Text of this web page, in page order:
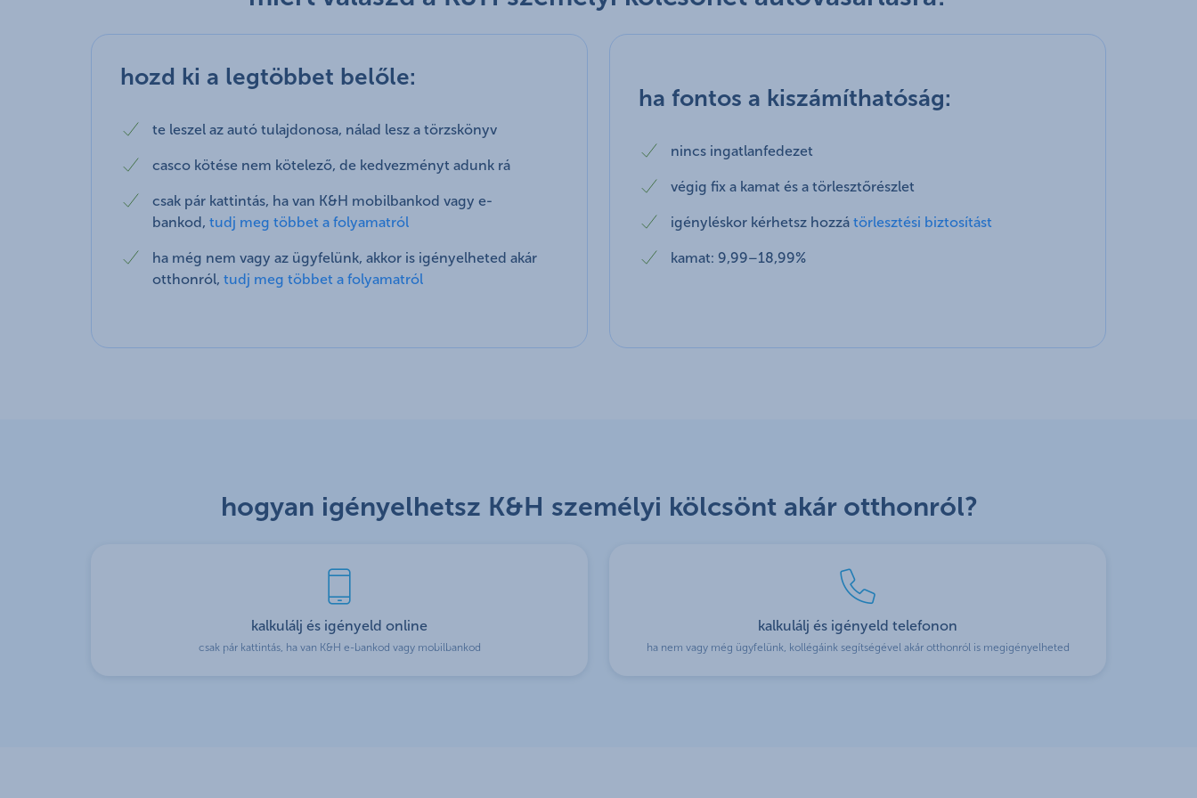
hozd ki a legtöbbet belőle:
te leszel az autó tulajdonosa, nálad lesz a törzskönyv
casco kötése nem kötelező, de kedvezményt adunk rá
csak pár kattintás, ha van K&H mobilbankod vagy e-
bankod, tudj meg többet a folyamatról
ha még nem vagy az ügyfelünk, akkor is igényelheted akár
otthonról, tudj meg többet a folyamatról
ha fontos a kiszámíthatóság:
nincs ingatlanfedezet
végig fix a kamat és a törlesztőrészlet
igényléskor kérhetsz hozzá törlesztési biztosítást
kamat: 9,99–18,99%
hogyan igényelhetsz K&H személyi kölcsönt akár otthonról?
kalkulálj és igényeld online
csak pár kattintás, ha van K&H e-bankod vagy mobilbankod
kalkulálj és igényeld telefonon
ha nem vagy még ügyfelünk, kollégáink segítségével akár otthonról is megigényelheted